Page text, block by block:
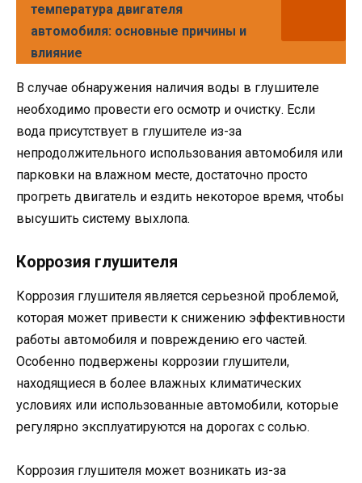
температура двигателя
автомобиля: основные причины и
влияние
В случае обнаружения наличия воды в глушителе
необходимо провести его осмотр и очистку. Если
вода присутствует в глушителе из-за
непродолжительного использования автомобиля или
парковки на влажном месте, достаточно просто
прогреть двигатель и ездить некоторое время, чтобы
высушить систему выхлопа.
Коррозия глушителя
Коррозия глушителя является серьезной проблемой,
которая может привести к снижению эффективности
работы автомобиля и повреждению его частей.
Особенно подвержены коррозии глушители,
находящиеся в более влажных климатических
условиях или использованные автомобили, которые
регулярно эксплуатируются на дорогах с солью.
Коррозия глушителя может возникать из-за